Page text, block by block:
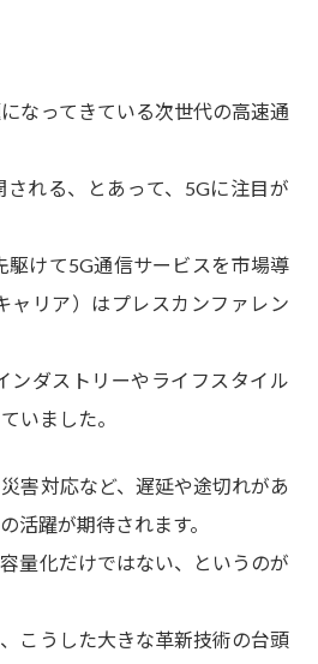
なってきている次世代の高速通
れる、とあって、5Gに注目が
駆けて5G通信サービスを市場導
ャリア）はプレスカンファレン
ンダストリーやライフスタイル
いました。
害対応など、遅延や途切れがあ
活躍が期待されます。
量化だけではない、というのが
こうした大きな革新技術の台頭